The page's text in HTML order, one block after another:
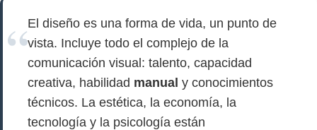
El diseño es una forma de vida, un punto de
vista. Incluye todo el complejo de la
comunicación visual: talento, capacidad
creativa, habilidad manual y conocimientos
técnicos. La estética, la economía, la
tecnología y la psicología están